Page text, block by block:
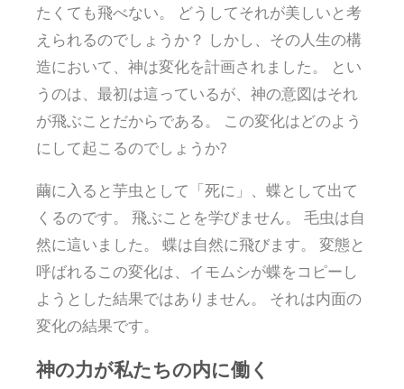
たくても飛べない。 どうしてそれが美しいと考
えられるのでしょうか？ しかし、その人生の構
造において、神は変化を計画されました。 とい
うのは、最初は這っているが、神の意図はそれ
が飛ぶことだからである。 この変化はどのよう
にして起こるのでしょうか?
繭に入ると芋虫として「死に」、蝶として出て
くるのです。 飛ぶことを学びません。 毛虫は自
然に這いました。 蝶は自然に飛びます。 変態と
呼ばれるこの変化は、イモムシが蝶をコピーし
ようとした結果ではありません。 それは内面の
変化の結果です。
神の力が私たちの内に働く